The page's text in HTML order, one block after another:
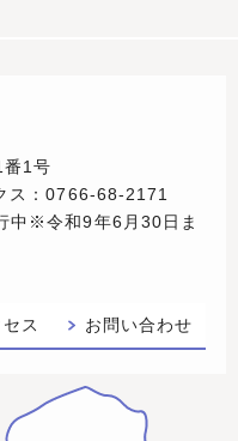
1号
：0766-68-2171
中※令和9年6月30日ま
ス お問い合わせ